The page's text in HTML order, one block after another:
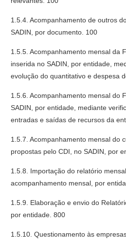
1.5.4. Acompanhamento de outros
SADIN, por documento. 100
1.5.5. Acompanhamento mensal da
inserida no SADIN, por entidade,
evolução do quantitativo e despesa
1.5.6. Acompanhamento mensal do
SADIN, por entidade, mediante
entradas e saídas de recursos da
1.5.7. Acompanhamento mensal do
propostas pelo CDI, no SADIN, por
1.5.8. Importação do relatório
acompanhamento mensal, por
1.5.9. Elaboração e envio do
por entidade. 800
1.5.10. Questionamento às